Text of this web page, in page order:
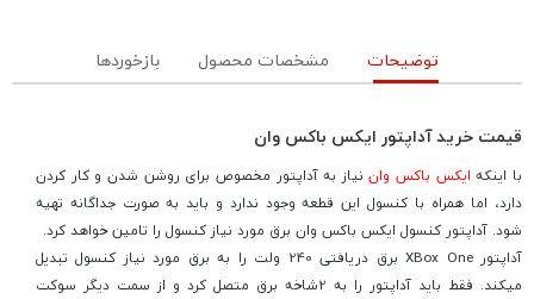
توضیحات مشخصات محصول بازخوردها
قیمت خرید آداپتور ایکس باکس وان
با اینکه ایکس باکس واننیاز به آداپتور مخصوص برای روشن شدن و کار کردن
دارد، اما همراه با کنسول این قطعه وجود ندارد و باید به صورت جداگانه تهیه
شود. آداپتور کنسول ایکس باکس وان برق مورد نیاز کنسول را تامین خواهد کرد.
آداپتور XBox One برق دریافتی 240 ولت را به برق مورد نیاز کنسول تبدیل
میکند. فقط باید آداپتور را به 2شاخه برق متصل کرد و از سمت دیگر سوکت